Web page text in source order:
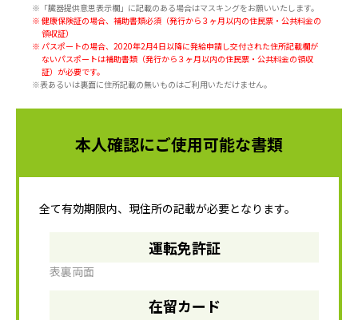
※「臓器提供意思表示欄」に記載のある場合はマスキングをお願いいたします。
※ 健康保険証の場合、補助書類必須（発行から３ヶ月以内の住民票・公共料金の
領収証）
※ パスポートの場合、2020年2月4日以降に発給申請し交付された住所記載欄が
ないパスポートは補助書類（発行から３ヶ月以内の住民票・公共料金の領収
証）が必要です。
※表あるいは裏面に住所記載の無いものはご利用いただけません。
本人確認にご使用可能な書類
全て有効期限内、現住所の記載が必要となります。
運転免許証
表裏両面
在留カード